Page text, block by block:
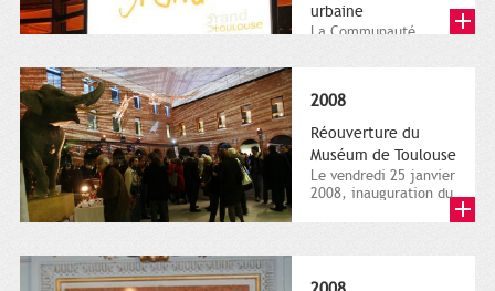
urbaine
La Communauté
premier anniversaire.
la...
2008
Réouverture du
Muséum de Toulouse
Le vendredi 25 janvier
2008, inauguration du